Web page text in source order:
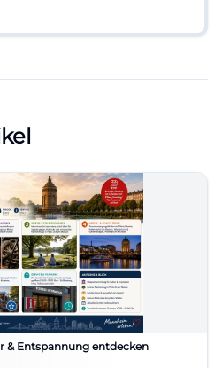
& Entspannung entdecken